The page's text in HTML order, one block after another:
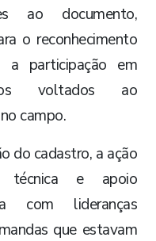
ao documento,
o reconhecimento
participação em
voltados ao
campo.
do cadastro, a ação
técnica e apoio
com lideranças
que estavam